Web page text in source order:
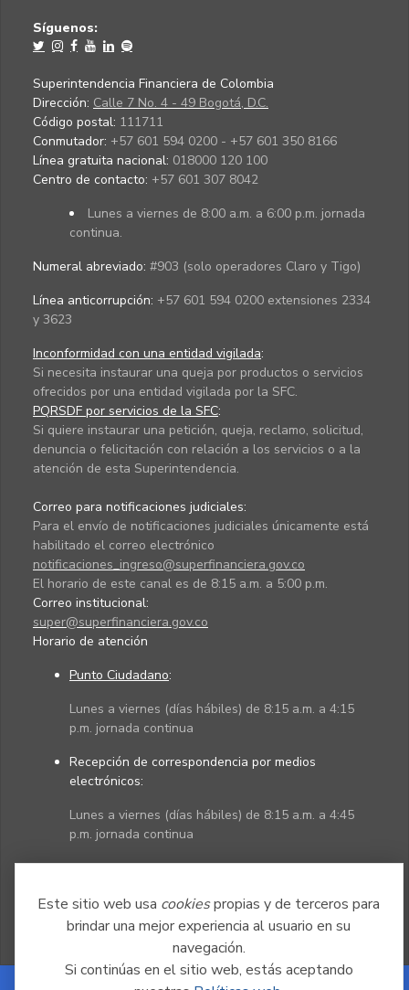
Este sitio web usa cookiespropias y de terceros para
brindar una mejor experiencia al usuario en su
navegación.
Si continúas en el sitio web, estás aceptando
Síguenos:
Superintendencia Financiera de Colombia
Dirección: Calle 7 No. 4 - 49 Bogotá, D.C.
Código postal: 111711
Conmutador: +57 601 594 0200 - +57 601 350 8166
Línea gratuita nacional: 018000 120 100
Centro de contacto: +57 601 307 8042
Lunes a viernes de 8:00 a.m. a 6:00 p.m. jornada
continua.
Numeral abreviado: #903 (solo operadores Claro y Tigo)
Línea anticorrupción: +57 601 594 0200 extensiones 2334
y 3623
Inconformidad con una entidad vigilada:
Si necesita instaurar una queja por productos o servicios
ofrecidos por una entidad vigilada por la SFC.
PQRSDF por servicios de la SFC:
Si quiere instaurar una petición, queja, reclamo, solicitud,
denuncia o felicitación con relación a los servicios o a la
atención de esta Superintendencia.
Correo para notificaciones judiciales:
Para el envío de notificaciones judiciales únicamente está
habilitado el correo electrónico
notificaciones_ingreso@superfinanciera.gov.co
El horario de este canal es de 8:15 a.m. a 5:00 p.m.
Correo institucional:
super@superfinanciera.gov.co
Horario de atención
Punto Ciudadano:
Lunes a viernes (días hábiles) de 8:15 a.m. a 4:15
p.m. jornada continua
Recepción de correspondencia por medios
electrónicos:
Lunes a viernes (días hábiles) de 8:15 a.m. a 4:45
p.m. jornada continua